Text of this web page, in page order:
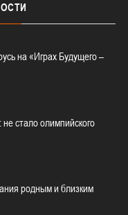
на «Играх Будущего –
стало олимпийского
родным и близким